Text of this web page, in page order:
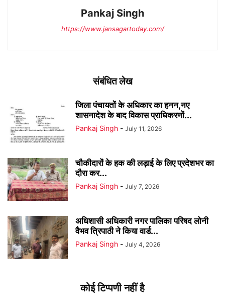
Pankaj Singh
https://www.jansagartoday.com/
संबंधित लेख
जिला पंचायतों के अधिकार का हनन,नए
शासनादेश के बाद विकास प्राधिकरणों...
Pankaj Singh - July 11, 2026
चौकीदारों के हक की लड़ाई के लिए प्रदेशभर का
दौरा कर...
Pankaj Singh - July 7, 2026
अधिशासी अधिकारी नगर पालिका परिषद लोनी
वैभव त्रिपाठी ने किया वार्ड...
Pankaj Singh - July 4, 2026
कोई टिप्पणी नहीं है